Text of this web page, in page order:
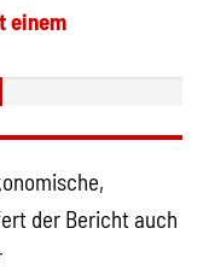
einem
der Bericht auch